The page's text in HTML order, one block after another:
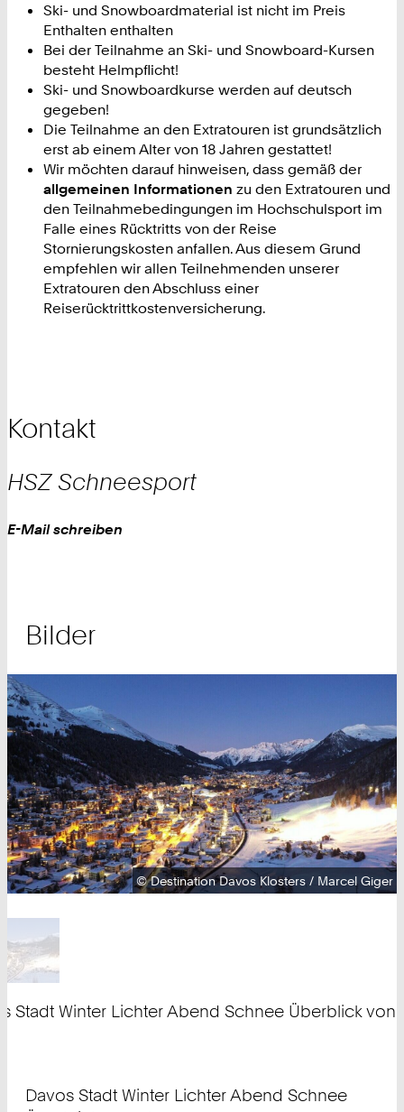
Ski- und Snowboardmaterial ist nicht im Preis
Enthalten enthalten
Bei der Teilnahme an Ski- und Snowboard-Kursen
besteht Helmpflicht!
Ski- und Snowboardkurse werden auf deutsch
gegeben!
Die Teilnahme an den Extratouren ist grundsätzlich
erst ab einem Alter von 18 Jahren gestattet!
Wir möchten darauf hinweisen, dass gemäß der
allgemeinen Informationen zu den Extratouren und
den Teilnahmebedingungen im Hochschulsport im
Falle eines Rücktritts von der Reise
Stornierungskosten anfallen. Aus diesem Grund
empfehlen wir allen Teilnehmenden unserer
Extratouren den Abschluss einer
Reiserücktrittkostenversicherung.
Kontakt
HSZ Schneesport
Work
E-Mail schreiben
Bilder
Urheberrecht:
©Destination Davos Klosters / Marcel Giger
Stadt Winter Lichter Abend Schnee Überblick von
Davos Stadt Winter Lichter Abend Schnee